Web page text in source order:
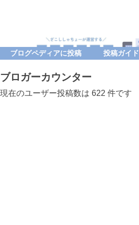
ブログペディアに投稿 投稿ガイド
ブロガーカウンター
現在のユーザー投稿数は 622 件です